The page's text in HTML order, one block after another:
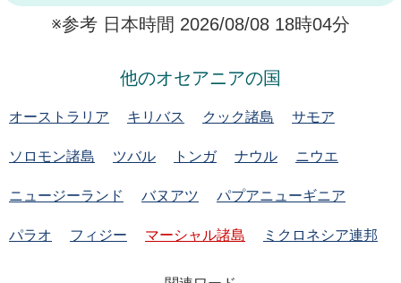
※参考 日本時間 2026/08/08 18時04分
他のオセアニアの国
オーストラリア キリバス クック諸島 サモア
ソロモン諸島 ツバル トンガ ナウル ニウエ
ニュージーランド バヌアツ パプアニューギニア
パラオ フィジー マーシャル諸島 ミクロネシア連邦